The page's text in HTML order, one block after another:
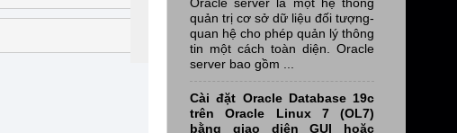
quản trị cơ sở dữ liệu đối tượng-
quan hệ cho phép quản lý thông
tin một cách toàn diện. Oracle
server bao gồm ...
Cài đặt Oracle Database 19c
trên Oracle Linux 7 (OL7)
bằng giao diện GUI hoặc